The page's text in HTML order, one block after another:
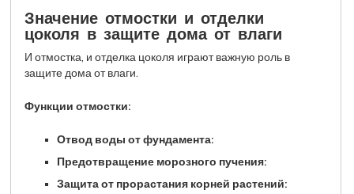
Значение отмостки и отделки
цоколя в защите дома от влаги
И отмостка, и отделка цоколя играют важную роль в
защите дома от влаги.
Функции отмостки:
Отвод воды от фундамента:
Предотвращение морозного пучения:
Защита от прорастания корней растений: